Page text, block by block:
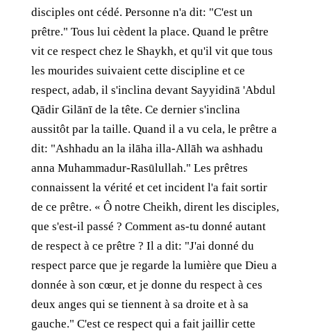
disciples ont cédé. Personne n'a dit: "C'est un
prêtre." Tous lui cèdent la place. Quand le prêtre
vit ce respect chez le Shaykh, et qu'il vit que tous
les mourides suivaient cette discipline et ce
respect, adab, il s'inclina devant Sayyidinā 'Abdul
Qādir Gilānī de la tête. Ce dernier s'inclina
aussitôt par la taille. Quand il a vu cela, le prêtre a
dit: "Ashhadu an la ilāha illa-Allāh wa ashhadu
anna Muhammadur-Rasūlullah." Les prêtres
connaissent la vérité et cet incident l'a fait sortir
de ce prêtre. « Ô notre Cheikh, dirent les disciples,
que s'est-il passé ? Comment as-tu donné autant
de respect à ce prêtre ? Il a dit: "J'ai donné du
respect parce que je regarde la lumière que Dieu a
donnée à son cœur, et je donne du respect à ces
deux anges qui se tiennent à sa droite et à sa
gauche." C'est ce respect qui a fait jaillir cette